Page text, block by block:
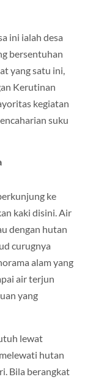
ini ialah desa
bersentuhan
yang satu ini,
Kerutinan
kegiatan
suku
ke
kaki disini. Air
dengan hutan
curugnya
alam yang
air terjun
yang
lewat
hutan
Bila berangkat